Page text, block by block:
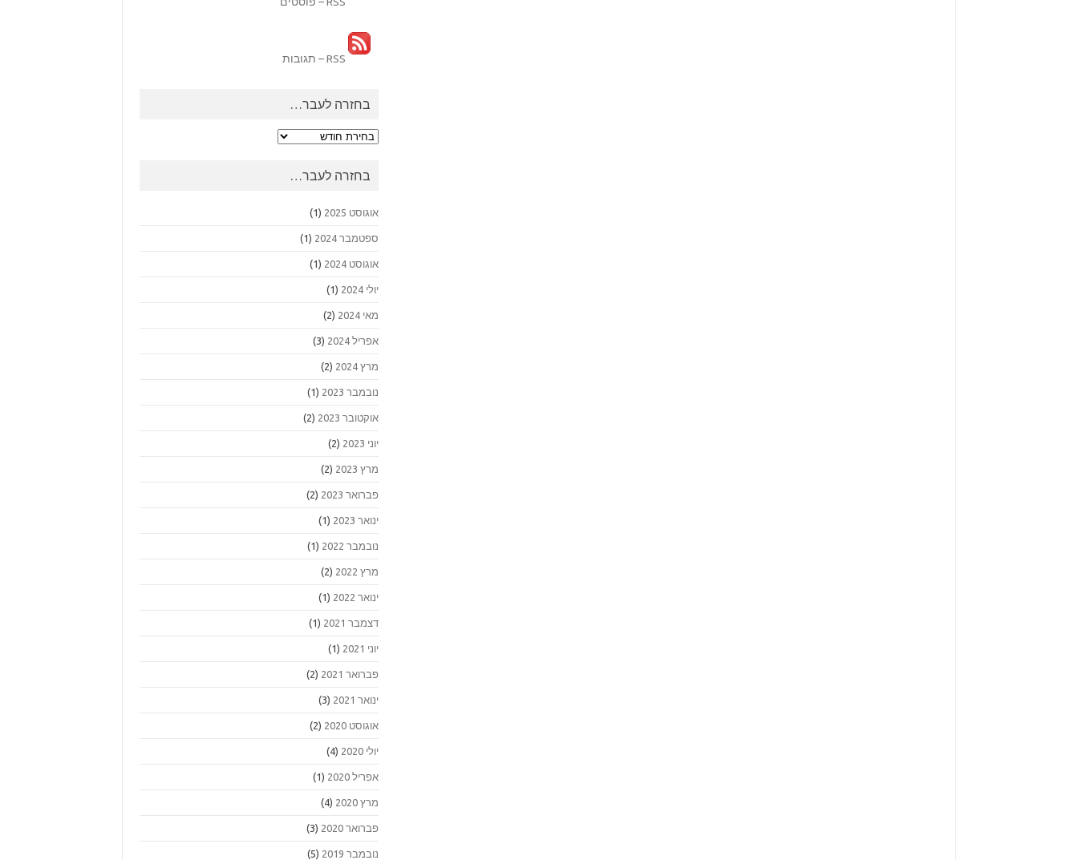
בחזרה לעבר…
בחזרה
בחזרה לעבר…
אוגוסט 2025 (1)
ספטמבר 2024 (1)
אוגוסט 2024 (1)
יולי 2024 (1)
מאי 2024 (2)
אפריל 2024 (3)
מרץ 2024 (2)
נובמבר 2023 (1)
אוקטובר 2023 (2)
יוני 2023 (2)
מרץ 2023 (2)
פברואר 2023 (2)
ינואר 2023 (1)
נובמבר 2022 (1)
מרץ 2022 (2)
ינואר 2022 (1)
דצמבר 2021 (1)
יוני 2021 (1)
פברואר 2021 (2)
ינואר 2021 (3)
אוגוסט 2020 (2)
יולי 2020 (4)
אפריל 2020 (1)
מרץ 2020 (4)
פברואר 2020 (3)
נובמבר 2019 (5)